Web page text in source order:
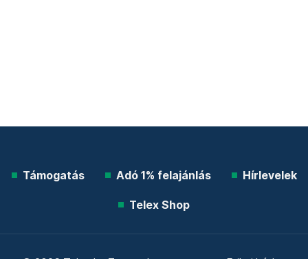
Támogatás Adó 1% felajánlás Hírlevelek
Telex Shop